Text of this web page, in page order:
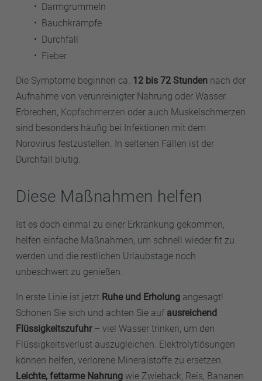
Darmgrummeln
Bauchkrämpfe
Durchfall
Fieber
Die Symptome beginnen ca. 12 bis 72 Stunden nach der
Aufnahme von verunreinigter Nahrung oder Wasser.
Erbrechen, Kopfschmerzen oder auch Muskelschmerzen
sind besonders häufig bei Infektionen mit dem
Norovirus festzustellen. In seltenen Fällen ist der
Durchfall blutig.
Diese Maßnahmen helfen
Ist es doch einmal zu einer Erkrankung gekommen,
helfen einfache Maßnahmen, um schnell wieder fit zu
werden und die restlichen Urlaubstage noch
unbeschwert zu genießen.
In erste Linie ist jetzt Ruhe und Erholung angesagt!
Schonen Sie sich und achten Sie auf ausreichend
Flüssigkeitszufuhr– viel Wasser trinken, um den
Flüssigkeitsverlust auszugleichen. Elektrolytlösungen
können helfen, verlorene Mineralstoffe zu ersetzen.
Leichte, fettarme Nahrung wie Zwieback, Reis, Bananen